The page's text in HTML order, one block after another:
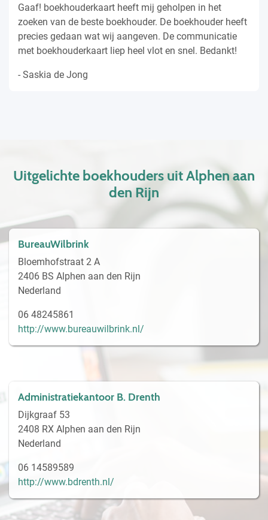
Gaaf! boekhouderkaart heeft mij geholpen in het
zoeken van de beste boekhouder. De boekhouder heeft
precies gedaan wat wij aangeven. De communicatie
met boekhouderkaart liep heel vlot en snel. Bedankt!
- Saskia de Jong
Uitgelichte boekhouders uit Alphen aan
den Rijn
BureauWilbrink
Bloemhofstraat 2 A
2406 BS Alphen aan den Rijn
Nederland
06 48245861
http://www.bureauwilbrink.nl/
Administratiekantoor B. Drenth
Dijkgraaf 53
2408 RX Alphen aan den Rijn
Nederland
06 14589589
http://www.bdrenth.nl/